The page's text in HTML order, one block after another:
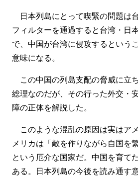
日本列島にとって喫緊の問題は
フィルターを通過すると台湾・日
で、中国が台湾に侵攻するという
意味になる。
この中国の列島支配の脅威に立
総理なのだが、その行った外交・
障の正体を解説した。
このような混乱の原因は実はア
メリカは「敵を作りながら自国を
という厄介な国家だ。中国を育て
ある。日本列島の今後を読み通す